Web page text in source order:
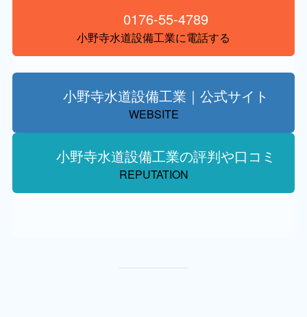
0176-55-4789
小野寺水道設備工業に電話する
小野寺水道設備工業｜公式サイト
WEBSITE
小野寺水道設備工業の評判や口コミ
REPUTATION